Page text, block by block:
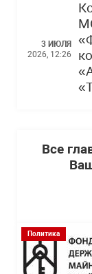
3 ИЮЛЯ
2026, 12:26
Все
Политика